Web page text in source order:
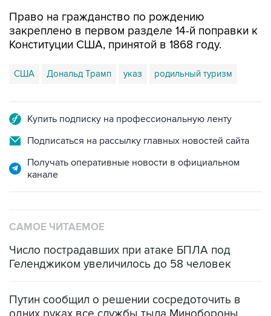
Право на гражданство по рождению
закреплено в первом разделе 14-й поправки к
Конституции США, принятой в 1868 году.
США Дональд Трамп указ родильный туризм
Купить подписку на профессиональную ленту
Подписаться на рассылку главных новостей сайта
Получать оперативные новости в официальном
канале
САМОЕ ЧИТАЕМОЕ
Число пострадавших при атаке БПЛА под
Геленджиком увеличилось до 58 человек
Путин сообщил о решении сосредоточить в